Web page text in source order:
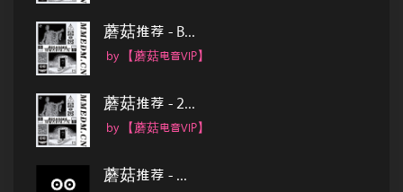
蘑菇推荐 - B...
by 【蘑菇电音VIP】
蘑菇推荐 - 2...
by 【蘑菇电音VIP】
蘑菇推荐 - ...